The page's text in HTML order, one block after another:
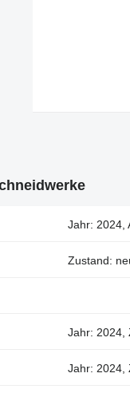
Jahr: 2024,
Zustand:
Jahr: 2024,
Jahr: 2024,